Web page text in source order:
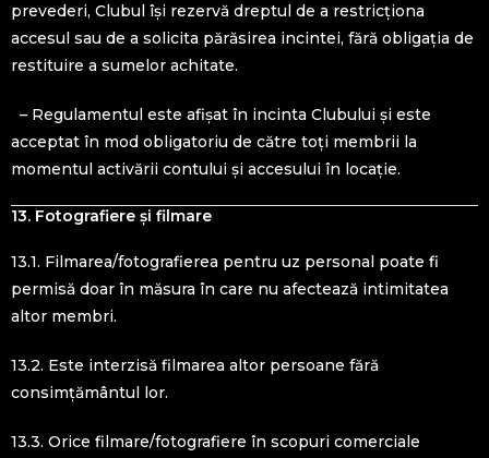
prevederi, Clubul își rezervă dreptul de a restricționa
accesul sau de a solicita părăsirea incintei, fără obligația de
restituire a sumelor achitate.
– Regulamentul este afișat în incinta Clubului și este
acceptat în mod obligatoriu de către toți membrii la
momentul activării contului și accesului în locație.
13. Fotografiere și filmare
13.1. Filmarea/fotografierea pentru uz personal poate fi
permisă doar în măsura în care nu afectează intimitatea
altor membri.
13.2. Este interzisă filmarea altor persoane fără
consimțământul lor.
13.3. Orice filmare/fotografiere în scopuri comerciale